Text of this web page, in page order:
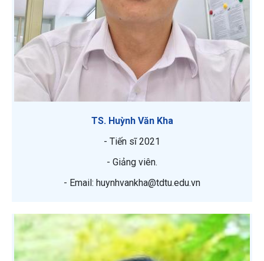
TS. Huỳnh Văn Kha
- Tiến sĩ 2021
- Giảng viên.
- Email: huynhvankha@tdtu.edu.vn